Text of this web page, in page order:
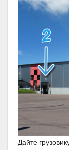
Дайте